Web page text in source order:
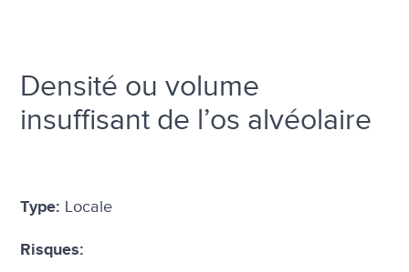
Densité ou volume
insuffisant de l’os alvéolaire
Type: Locale
Risques: